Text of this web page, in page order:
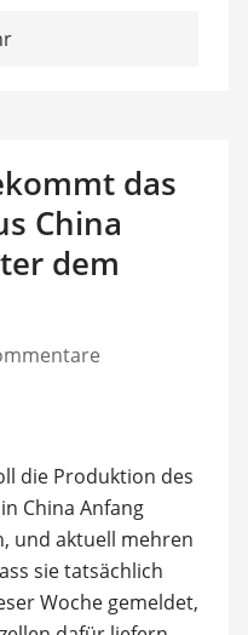
das
China
dem
die Produktion des
China Anfang
und aktuell mehren
sie tatsächlich
Woche gemeldet,